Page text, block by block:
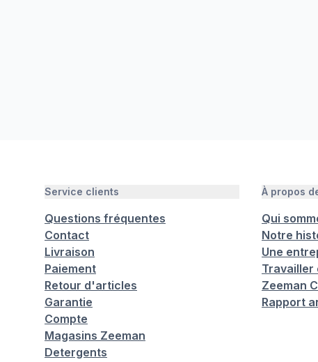
Service clients
Questions fréquentes
Contact
Livraison
Paiement
Retour d'articles
Garantie
Compte
Magasins Zeeman
Detergents
À propos
Qui
Notre
Une
Travailler
Zeeman
Rapport